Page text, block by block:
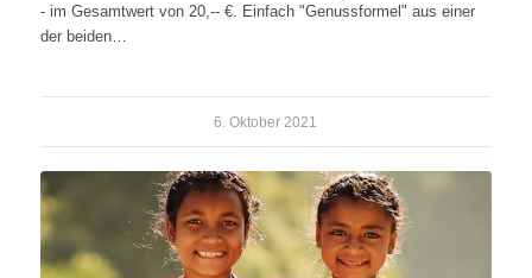
- im Gesamtwert von 20,-- €. Einfach "Genussformel" aus einer
der beiden…
6. Oktober 2021